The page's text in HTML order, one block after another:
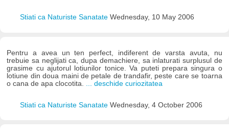
Stiati ca Naturiste Sanatate Wednesday, 10 May 2006
Pentru a avea un ten perfect, indiferent de varsta avuta, nu
trebuie sa neglijati ca, dupa demachiere, sa inlaturati surplusul de
grasime cu ajutorul lotiunilor tonice. Va puteti prepara singura o
lotiune din doua maini de petale de trandafir, peste care se toarna
o cana de apa clocotita.
... deschide curiozitatea
Stiati ca Naturiste Sanatate Wednesday, 4 October 2006